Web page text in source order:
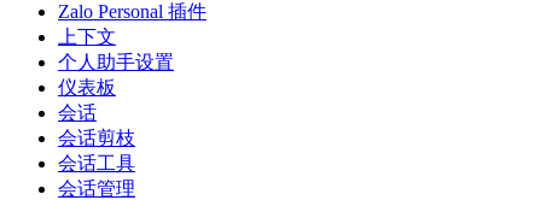
Zalo Personal 插件
上下文
个人助手设置
仪表板
会话
会话剪枝
会话工具
会话管理